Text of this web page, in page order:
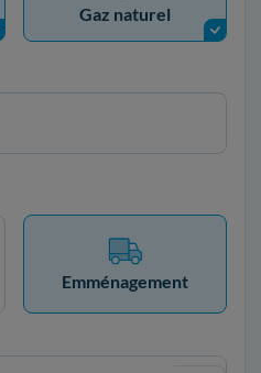
Gaz naturel
Emménagement